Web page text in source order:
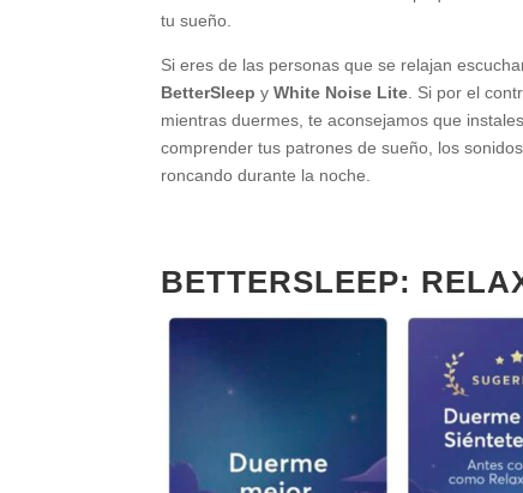
tu sueño.
Si eres de las personas que se relajan
BetterSleep yWhite Noise Lite . Si por el
mientras duermes, te aconsejamos que
comprender tus patrones de sueño, los
roncando durante la noche.
BETTERSLEEP: